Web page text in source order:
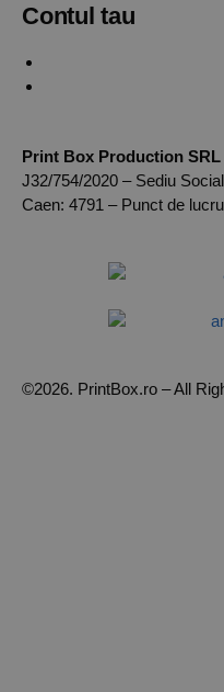
Contul tau
Print Box Production SRL
J32/754/2020 – Sediu
Caen: 4791 – Punct de
©2026. PrintBox.ro – All